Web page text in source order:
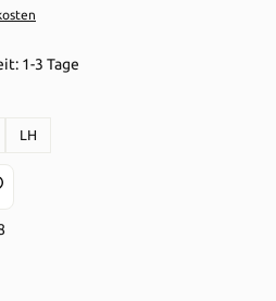
1-3 Tage
LH
Wert ein oder benutze die